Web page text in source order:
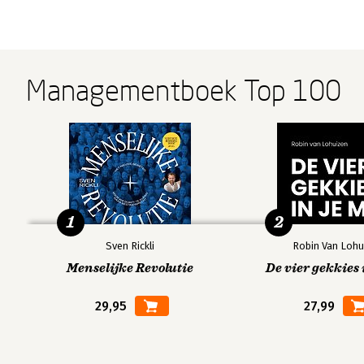
Managementboek Top 100
Sven Rickli
Menselijke Revolutie
29,95
1
Robin Van
De vier gekkies
27,99
2